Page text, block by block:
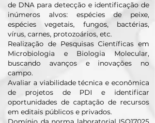
de DNA para detecção e identificação de
inúmeros alvos: espécies de peixe,
espécies vegetais, fungos, bactérias,
vírus, carnes, protozoários, etc.
Realização de Pesquisas Científicas em
Microbiologia e Biologia Molecular,
buscando avanços e inovações no
campo.
Avaliar a viabilidade técnica e econômica
de projetos de PDI e identificar
oportunidades de captação de recursos
em editais públicos e privados.